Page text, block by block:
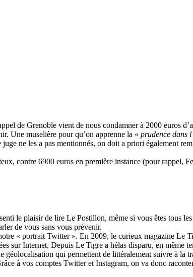
de Grenoble vient de nous condamner à 2000 euros
Une muselière pour qu’on apprenne la « prudence dans
ne les a pas mentionnés, on doit a priori également
contre 6900 euros en première instance (pour rappel,
le plaisir de lire Le Postillon, même si vous êtes tous
de vous sans vous prévenir.
« portrait Twitter ». En 2009, le curieux magazine Le
sur Internet. Depuis Le Tigre a hélas disparu, en même
qui permettent de littéralement suivre à la
à vos comptes Twitter et Instagram, on va donc